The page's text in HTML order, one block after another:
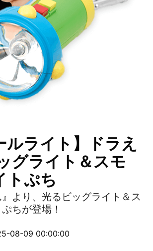
ルライト】ドラえ
グライト＆スモ
トぷち
』より、光るビッグライト＆ス
ちが登場！
08-09 00:00:00